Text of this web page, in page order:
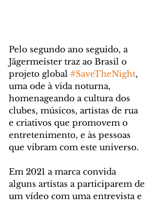
Pelo segundo ano seguido, a
Jägermeister traz ao Brasil o
projeto global #SaveTheNight,
uma ode à vida noturna,
homenageando a cultura dos
clubes, músicos, artistas de rua
e criativos que promovem o
entretenimento, e às pessoas
que vibram com este universo.
Em 2021 a marca convida
alguns artistas a participarem de
um vídeo com uma entrevista e